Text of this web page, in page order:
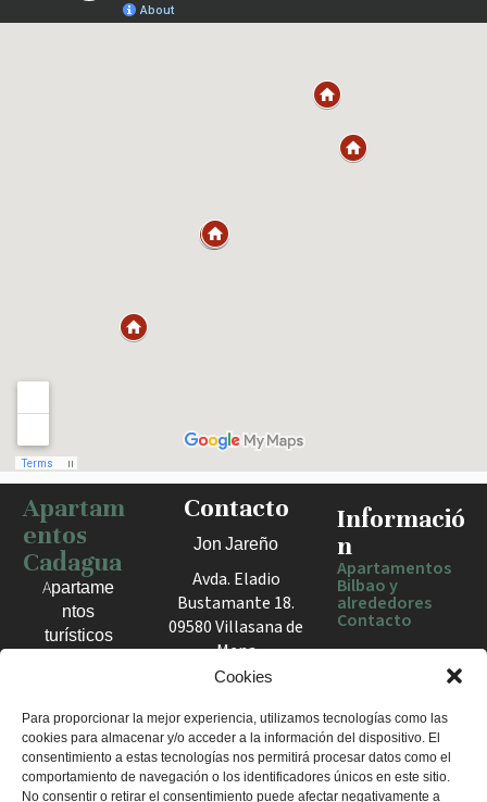
Cookies
Para proporcionar la mejor experiencia, utilizamos tecnologías como las
cookies para almacenar y/o acceder a la información del dispositivo. El
consentimiento a estas tecnologías nos permitirá procesar datos como el
comportamiento de navegación o los identificadores únicos en este sitio.
No consentir o retirar el consentimiento puede afectar negativamente a
Haz clic para activar el mapa
Apartam
entos
Cadagua
Apartame
ntos
turísticos
el Valle
de Mena.
Estancias
cómodas
Contacto
Jon Jareño
Avda. Eladio
Bustamante 18.
09580 Villasana de
Mena
España
+34 675 602
960
apartamentosc
Informació
n
Apartamentos
Bilbao y
alrededores
Contacto